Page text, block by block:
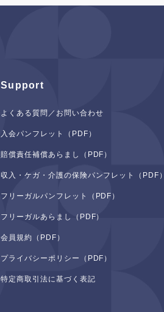
Support
よくある質問／お問い合わせ
入会パンフレット（PDF）
賠償責任補償あらまし（PDF）
収入・ケガ・介護の保険パンフレット（PDF）
フリーガルパンフレット（PDF）
フリーガルあらまし（PDF）
会員規約（PDF）
プライバシーポリシー（PDF）
特定商取引法に基づく表記